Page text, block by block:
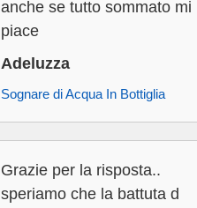
anche se tutto sommato mi
piace
Adeluzza
Sognare di Acqua In Bottiglia
Grazie per la risposta..
speriamo che la battuta d